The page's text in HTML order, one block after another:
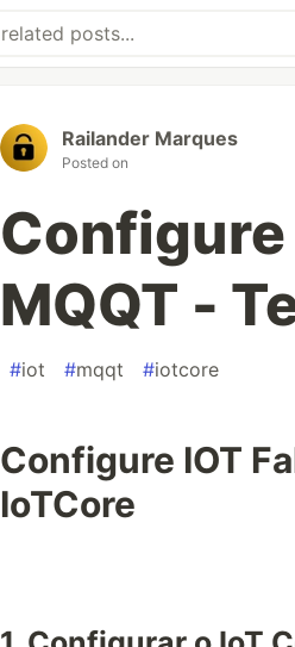
Railander Marques
Posted on
Configure
MQQT -
#iot #mqqt #iotcore
Configure IOT
IoTCore